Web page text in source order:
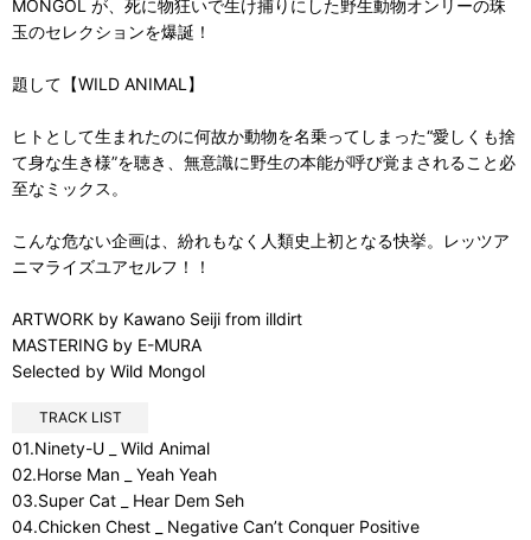
MONGOL が、死に物狂いで生け捕りにした野生動物オンリーの珠
玉のセレクションを爆誕！
題して【WILD ANIMAL】
ヒトとして生まれたのに何故か動物を名乗ってしまった“愛しくも捨
て身な生き様”を聴き、無意識に野生の本能が呼び覚まされること必
至なミックス。
こんな危ない企画は、紛れもなく人類史上初となる快挙。レッツア
ニマライズユアセルフ！！
ARTWORK by Kawano Seiji from illdirt
MASTERING by E-MURA
Selected by Wild Mongol
TRACK LIST
01.Ninety-U _ Wild Animal
02.Horse Man _ Yeah Yeah
03.Super Cat _ Hear Dem Seh
04.Chicken Chest _ Negative Can’t Conquer Positive